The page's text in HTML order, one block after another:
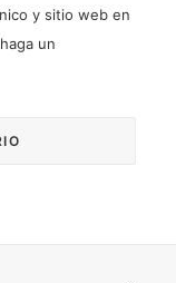
y sitio web en
un